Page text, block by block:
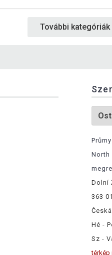
További kategóriák
North
Dolní
363
Hé -
Sz -
térkép